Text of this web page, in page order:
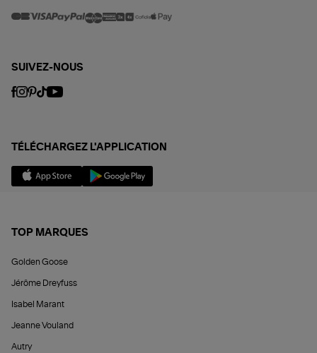
SUIVEZ-NOUS
TÉLÉCHARGEZ L'APPLICATION
TOP MARQUES
Golden Goose
Jérôme Dreyfuss
Isabel Marant
Jeanne Vouland
Autry